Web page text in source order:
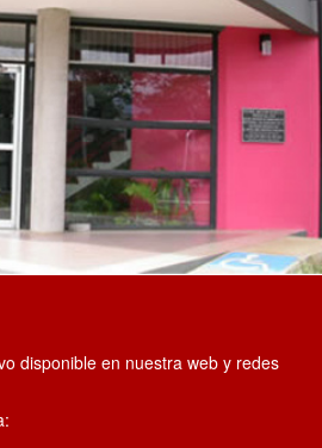
disponible en nuestra web y redes